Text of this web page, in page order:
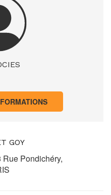
GOY
Rue Pondichéry,